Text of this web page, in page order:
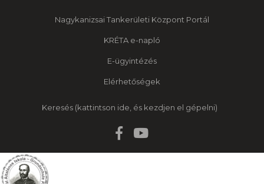
Nagykanizsai Tankerületi Központ Portál
KRÉTA e-napló
E-ügyintézés
Elérhetőségek
Keresés